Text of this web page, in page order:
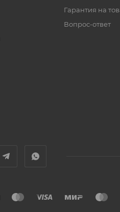
Гарантия на
Вопрос-ответ